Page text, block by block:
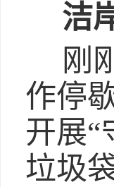
洁
刚
作停
开展“
垃圾